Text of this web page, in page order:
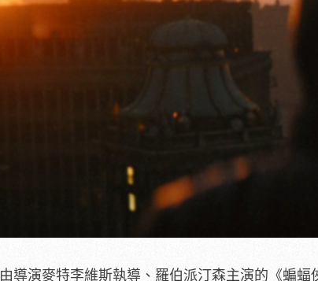
由導演麥特李維斯執導、羅伯派汀森主演的《蝙